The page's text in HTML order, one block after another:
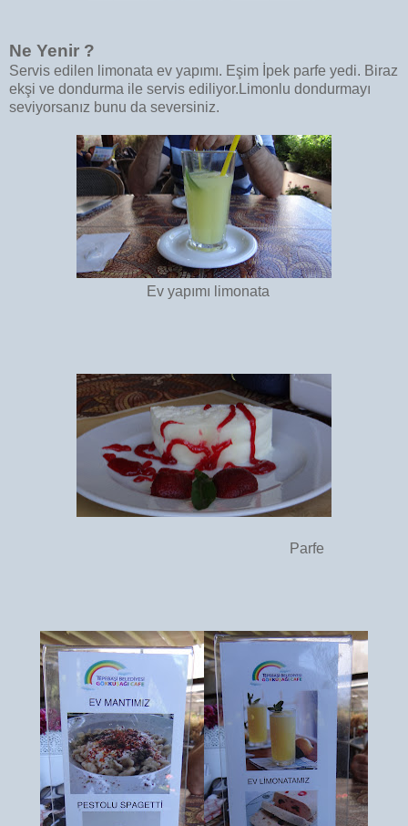
Ne Yenir ?
Servis edilen limonata ev yapımı. Eşim İpek parfe yedi. Biraz
ekşi ve dondurma ile servis ediliyor.Limonlu dondurmayı
seviyorsanız bunu da seversiniz.
Ev yapımı limonata
Parfe